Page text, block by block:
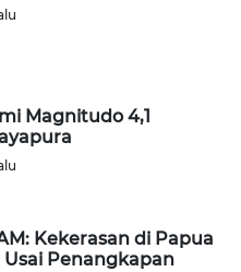
Magnitudo 4,1
Kekerasan di Papua
Penangkapan